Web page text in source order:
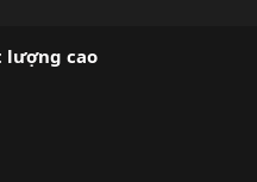
lượng cao